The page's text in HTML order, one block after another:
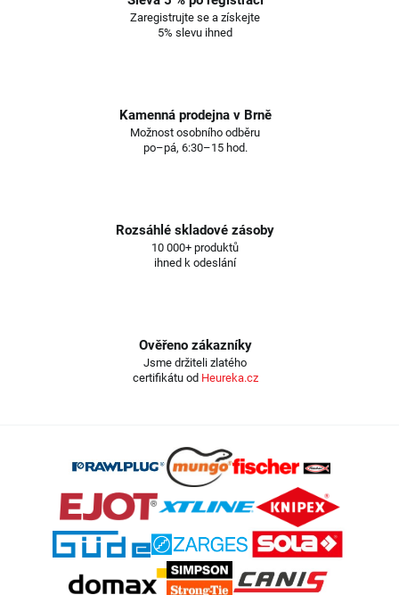
Zaregistrujte se a získejte
5% slevu ihned
Kamenná prodejna v Brně
Možnost osobního odběru
po–pá, 6:30–15 hod.
Rozsáhlé skladové zásoby
10 000+ produktů
ihned k odeslání
Ověřeno zákazníky
Jsme držiteli zlatého
certifikátu od Heureka.cz